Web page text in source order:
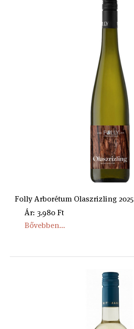
Folly Arborétum Olaszrizling 2025
Ár: 3.980 Ft
Bővebben...